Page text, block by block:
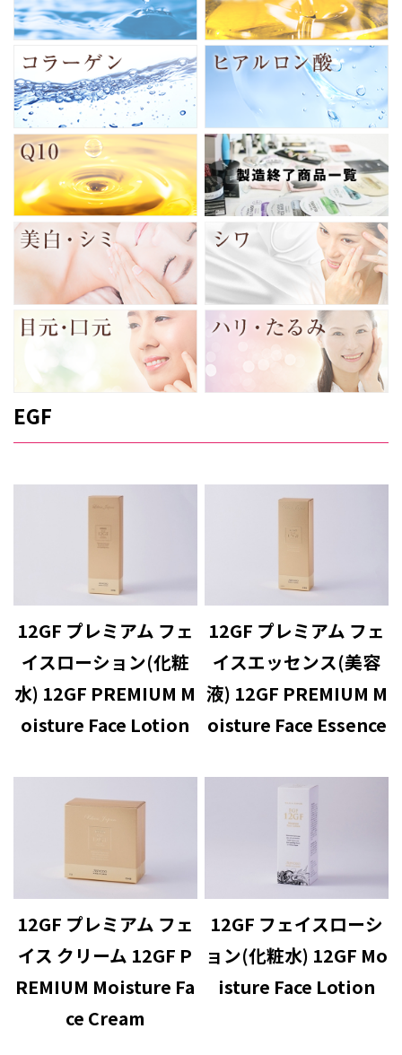
EGF
12GF プレミアム フェ
イスローション(化粧
水) 12GF PREMIUM M
oisture Face Lotion
12GF プレミアム フェ
イスエッセンス(美容
液) 12GF PREMIUM M
oisture Face Essence
12GF プレミアム フェ
イス クリーム 12GF P
REMIUM Moisture Fa
ce Cream
12GF フェイスローシ
ョン(化粧水) 12GF Mo
isture Face Lotion